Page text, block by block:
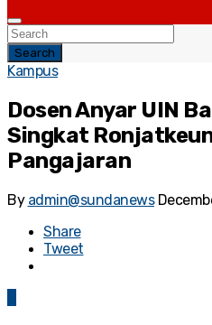
Search
Kampus
Dosen Anyar UIN
Singkat
Pangajaran
By admin@sundanews
Share
Tweet